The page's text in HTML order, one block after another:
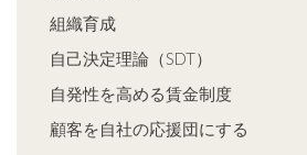
組織育成
自己決定理論（SDT）
自発性を高める賃金制度
顧客を自社の応援団にする